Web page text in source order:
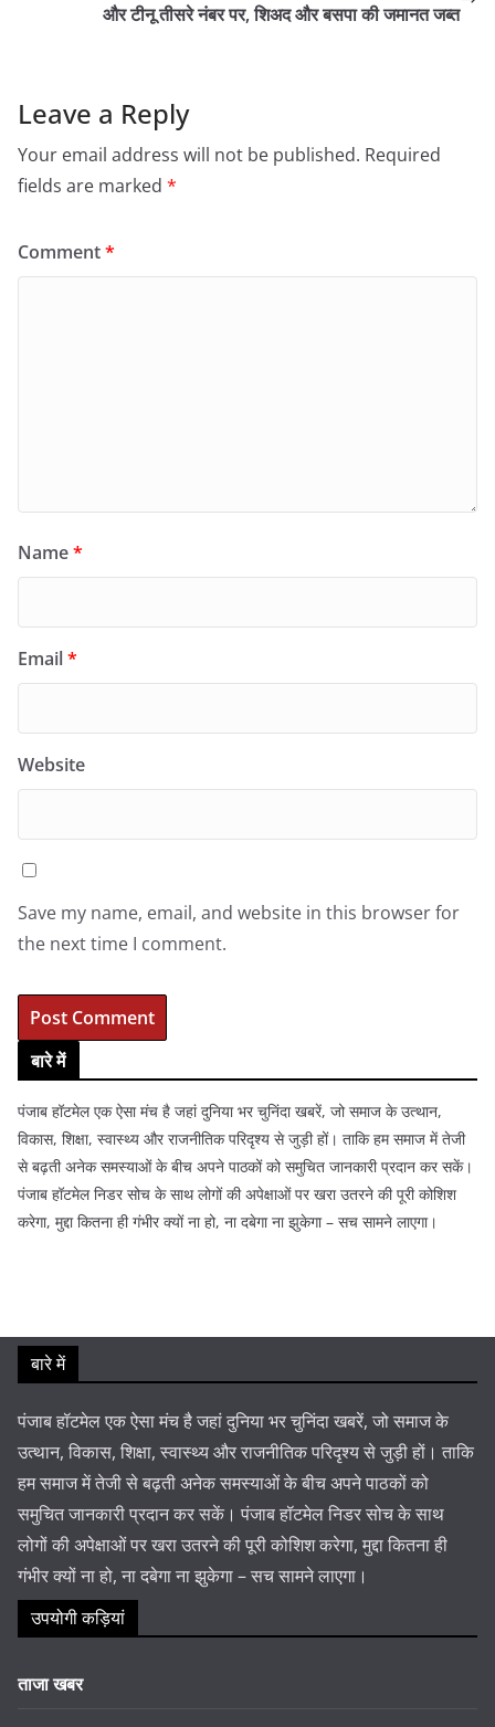
और टीनू तीसरे नंबर पर, शिअद और बसपा की जमानत जब्त
Leave a Reply
Your email address will not be published. Required
fields are marked *
Comment*
Name*
Email*
Website
Save my name, email, and website in this browser for
the next time I comment.
बारे में
पंजाब हॉटमेल एक ऐसा मंच है जहां दुनिया भर चुनिंदा खबरें, जो समाज के उत्थान,
विकास, शिक्षा, स्वास्थ्य और राजनीतिक परिदृश्य से जुड़ी हों। ताकि हम समाज में तेजी
से बढ़ती अनेक समस्याओं के बीच अपने पाठकों को समुचित जानकारी प्रदान कर सकें।
पंजाब हॉटमेल निडर सोच के साथ लोगों की अपेक्षाओं पर खरा उतरने की पूरी कोशिश
करेगा, मुद्दा कितना ही गंभीर क्यों ना हो, ना दबेगा ना झुकेगा – सच सामने लाएगा।
बारे में
पंजाब हॉटमेल एक ऐसा मंच है जहां दुनिया भर चुनिंदा खबरें, जो समाज के
उत्थान, विकास, शिक्षा, स्वास्थ्य और राजनीतिक परिदृश्य से जुड़ी हों। ताकि
हम समाज में तेजी से बढ़ती अनेक समस्याओं के बीच अपने पाठकों को
समुचित जानकारी प्रदान कर सकें। पंजाब हॉटमेल निडर सोच के साथ
लोगों की अपेक्षाओं पर खरा उतरने की पूरी कोशिश करेगा, मुद्दा कितना ही
गंभीर क्यों ना हो, ना दबेगा ना झुकेगा – सच सामने लाएगा।
उपयोगी कड़ियां
ताजा खबर